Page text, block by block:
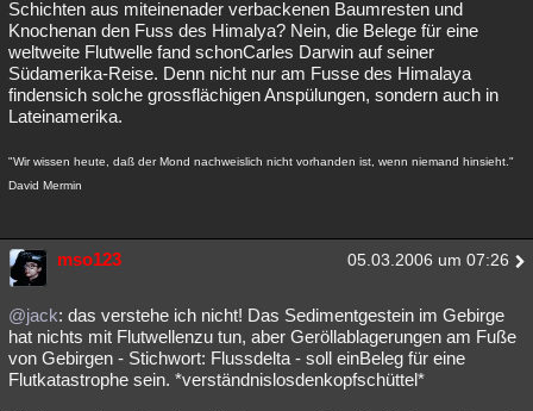
Schichten aus miteinenader verbackenen Baumresten und
Knochenan den Fuss des Himalya? Nein, die Belege für eine
weltweite Flutwelle fand schonCarles Darwin auf seiner
Südamerika-Reise. Denn nicht nur am Fusse des Himalaya
findensich solche grossflächigen Anspülungen, sondern auch in
Lateinamerika.
"Wir wissen heute, daß der Mond nachweislich nicht vorhanden ist, wenn niemand hinsieht."
David Mermin
mso123 05.03.2006 um 07:26
@jack: das verstehe ich nicht! Das Sedimentgestein im Gebirge
hat nichts mit Flutwellenzu tun, aber Geröllablagerungen am Fuße
von Gebirgen - Stichwort: Flussdelta - soll einBeleg für eine
Flutkatastrophe sein. *verständnislosdenkopfschüttel*